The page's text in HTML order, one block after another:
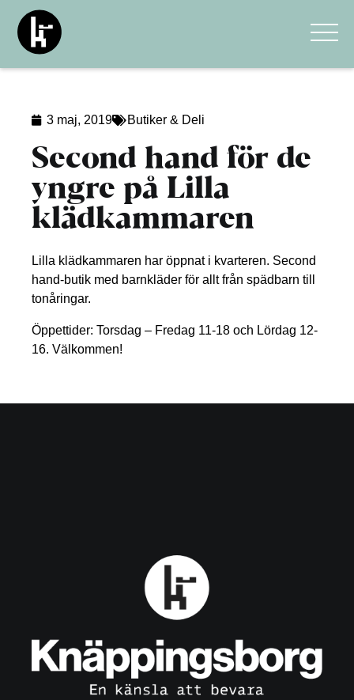
3 maj, 2019 Butiker & Deli
Second hand för de
yngre på Lilla
klädkammaren
Lilla klädkammaren har öppnat i kvarteren. Second
hand-butik med barnkläder för allt från spädbarn till
tonåringar.
Öppettider: Torsdag – Fredag 11-18 och Lördag 12-
16. Välkommen!